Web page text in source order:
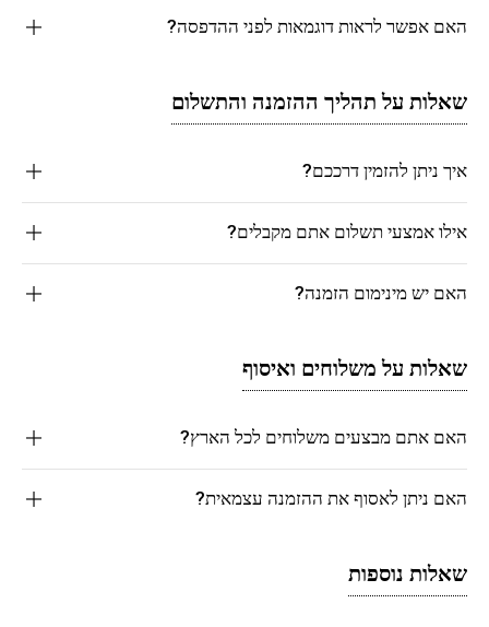
האם אפשר לראות דוגמאות לפני ההדפסה?
שאלות על תהליך ההזמנה והתשלום
איך ניתן להזמין דרככם?
אילו אמצעי תשלום אתם מקבלים?
האם יש מינימום הזמנה?
שאלות על משלוחים ואיסוף
האם אתם מבצעים משלוחים לכל הארץ?
האם ניתן לאסוף את ההזמנה עצמאית?
שאלות נוספות